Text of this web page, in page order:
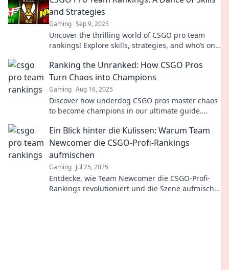
and Strategies
Gaming Sep 9, 2025
Uncover the thrilling world of CSGO pro team
rankings! Explore skills, strategies, and who’s on
Ranking the Unranked: How CSGO Pros
Turn Chaos into Champions
Gaming Aug 16, 2025
Discover how underdog CSGO pros master chaos
to become champions in our ultimate guide.
Ein Blick hinter die Kulissen: Warum Team
Newcomer die CSGO-Profi-Rankings
aufmischen
Gaming Jul 25, 2025
Entdecke, wie Team Newcomer die CSGO-Profi-
Rankings revolutioniert und die Szene aufmischt!